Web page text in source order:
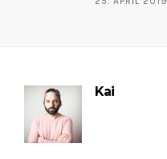
Kai